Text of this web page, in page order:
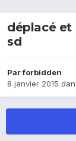
déplacé et
sd
Parforbidden
8 janvier 2015